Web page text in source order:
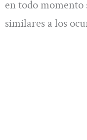
en todo
similares a los